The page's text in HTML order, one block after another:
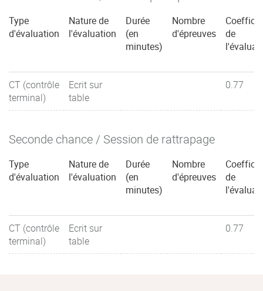
Type
d'évaluation
Nature de
l'évaluation
Durée
(en
minutes)
Nombre
d'épreuves
de
CT (contrôle
terminal)
Ecrit sur
table
0.77
Seconde chance / Session de rattrapage
Type
d'évaluation
Nature de
l'évaluation
Durée
(en
minutes)
Nombre
d'épreuves
de
CT (contrôle
terminal)
Ecrit sur
table
0.77